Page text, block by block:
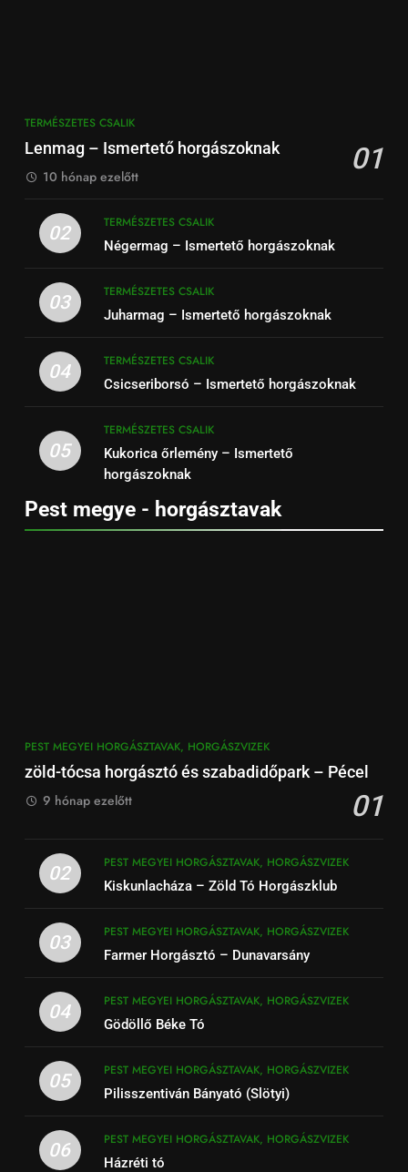
TERMÉSZETES CSALIK
Lenmag – Ismertető horgászoknak 01
10 hónap ezelőtt
02
TERMÉSZETES CSALIK
Négermag – Ismertető horgászoknak
03
TERMÉSZETES CSALIK
Juharmag – Ismertető horgászoknak
04
TERMÉSZETES CSALIK
Csicseriborsó – Ismertető horgászoknak
05
TERMÉSZETES CSALIK
Kukorica őrlemény – Ismertető
horgászoknak
Pest megye - horgásztavak
PEST MEGYEI HORGÁSZTAVAK, HORGÁSZVIZEK
zöld-tócsa horgásztó és szabadidőpark – Pécel
01
9 hónap ezelőtt
02
PEST MEGYEI HORGÁSZTAVAK, HORGÁSZVIZEK
Kiskunlacháza – Zöld Tó Horgászklub
03
PEST MEGYEI HORGÁSZTAVAK, HORGÁSZVIZEK
Farmer Horgásztó – Dunavarsány
04
PEST MEGYEI HORGÁSZTAVAK, HORGÁSZVIZEK
Gödöllő Béke Tó
05
PEST MEGYEI HORGÁSZTAVAK, HORGÁSZVIZEK
Pilisszentiván Bányató (Slötyi)
06
PEST MEGYEI HORGÁSZTAVAK, HORGÁSZVIZEK
Házréti tó